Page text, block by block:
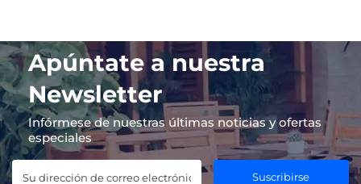
Apúntate a nuestra
Newsletter
Infórmese de nuestras últimas noticias y ofertas
especiales
Suscribirse